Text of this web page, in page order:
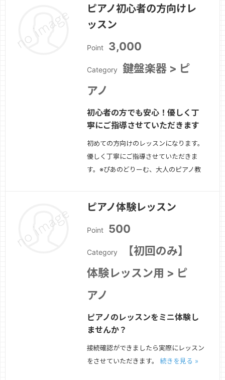
ピアノ初心者の方向けレ
ッスン
Point 3,000
Category
鍵盤楽器 > ピ
アノ
初心者の方でも安心！優しく丁
寧にご指導させていただきます
初めての方向けのレッスンになります。
優しく丁寧にご指導させていただきま
す。※ぴあのどりーむ、大人のピアノ教
ピアノ体験レッスン
Point 500
Category
【初回のみ】
体験レッスン用 > ピ
アノ
ピアノのレッスンをミニ体験し
ませんか？
接続確認ができましたら実際にレッスン
をさせていただきます。 続きを見る »